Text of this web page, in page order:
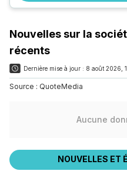
Nouvelles sur la
récents
Dernière mise à jour : 8 août 2026,
Source : QuoteMedia
Aucune
NOUVELLES ET